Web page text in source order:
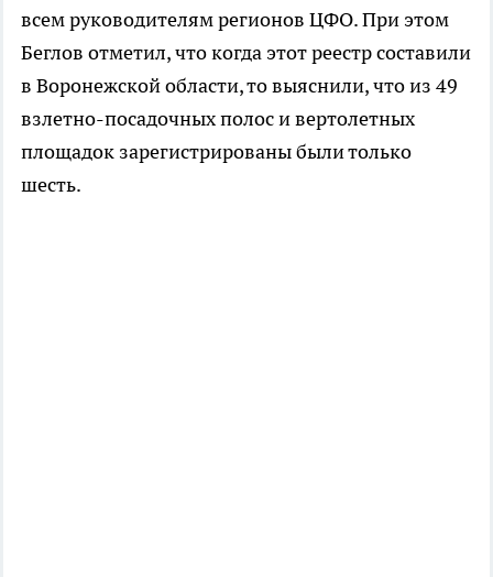
всем руководителям регионов ЦФО. При этом
Беглов отметил, что когда этот реестр составили
в Воронежской области, то выяснили, что из 49
взлетно-посадочных полос и вертолетных
площадок зарегистрированы были только
шесть.